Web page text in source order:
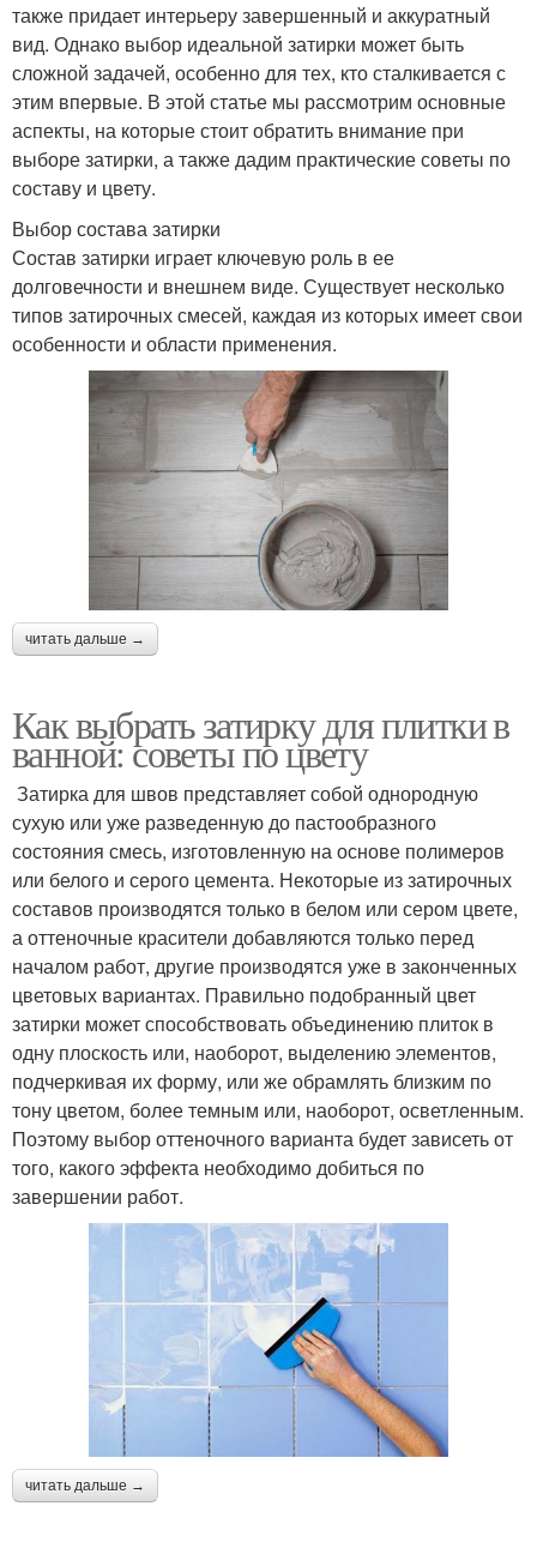
также придает интерьеру завершенный и аккуратный
вид. Однако выбор идеальной затирки может быть
сложной задачей, особенно для тех, кто сталкивается с
этим впервые. В этой статье мы рассмотрим основные
аспекты, на которые стоит обратить внимание при
выборе затирки, а также дадим практические советы по
составу и цвету.
Выбор состава затирки
Состав затирки играет ключевую роль в ее
долговечности и внешнем виде. Существует несколько
типов затирочных смесей, каждая из которых имеет свои
особенности и области применения.
читать дальше →
Как выбрать затирку для плитки в
ванной: советы по цвету
Затирка для швов представляет собой однородную
сухую или уже разведенную до пастообразного
состояния смесь, изготовленную на основе полимеров
или белого и серого цемента. Некоторые из затирочных
составов производятся только в белом или сером цвете,
а оттеночные красители добавляются только перед
началом работ, другие производятся уже в законченных
цветовых вариантах. Правильно подобранный цвет
затирки может способствовать объединению плиток в
одну плоскость или, наоборот, выделению элементов,
подчеркивая их форму, или же обрамлять близким по
тону цветом, более темным или, наоборот, осветленным.
Поэтому выбор оттеночного варианта будет зависеть от
того, какого эффекта необходимо добиться по
завершении работ.
читать дальше →